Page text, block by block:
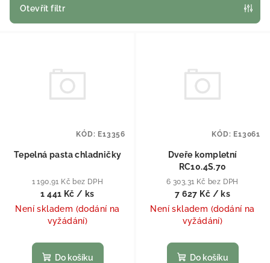
Otevřít filtr
Tepelná pasta chladničky
1 190,91 Kč bez DPH
1 441 Kč / ks
Není skladem (dodání na
vyžádání)
Do košíku
KÓD: E13356
Dveře kompletní
RC10.4S.70
6 303,31 Kč bez DPH
7 627 Kč / ks
Není skladem (dodání na
vyžádání)
Do košíku
KÓD: E13061